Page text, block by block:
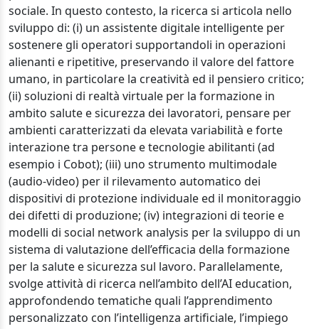
sociale. In questo contesto, la ricerca si articola nello
sviluppo di: (i) un assistente digitale intelligente per
sostenere gli operatori supportandoli in operazioni
alienanti e ripetitive, preservando il valore del fattore
umano, in particolare la creatività ed il pensiero critico;
(ii) soluzioni di realtà virtuale per la formazione in
ambito salute e sicurezza dei lavoratori, pensare per
ambienti caratterizzati da elevata variabilità e forte
interazione tra persone e tecnologie abilitanti (ad
esempio i Cobot); (iii) uno strumento multimodale
(audio-video) per il rilevamento automatico dei
dispositivi di protezione individuale ed il monitoraggio
dei difetti di produzione; (iv) integrazioni di teorie e
modelli di social network analysis per la sviluppo di un
sistema di valutazione dell’efficacia della formazione
per la salute e sicurezza sul lavoro. Parallelamente,
svolge attività di ricerca nell’ambito dell’AI education,
approfondendo tematiche quali l’apprendimento
personalizzato con l’intelligenza artificiale, l’impiego